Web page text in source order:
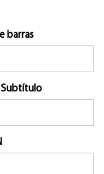
barras
Subtítulo